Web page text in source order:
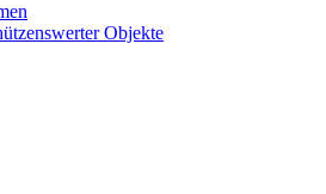
Objekte